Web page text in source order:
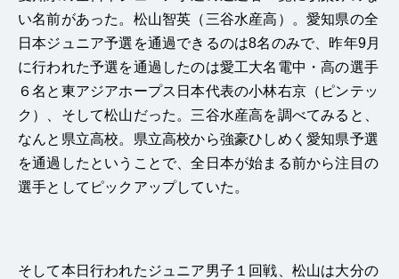
い名前があった。松山智英（三谷水産高）。愛知県の全
日本ジュニア予選を通過できるのは8名のみで、昨年9月
に行われた予選を通過したのは愛工大名電中・高の選手
６名と東アジアホープス日本代表の小林右京（ピンテッ
ク）、そして松山だった。三谷水産高を調べてみると、
なんと県立高校。県立高校から強豪ひしめく愛知県予選
を通過したということで、全日本が始まる前から注目の
選手としてピックアップしていた。
そして本日行われたジュニア男子１回戦、松山は大分の